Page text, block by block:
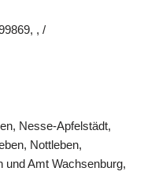
, /
Nesse-Apfelstädt,
Nottleben,
und Amt Wachsenburg,